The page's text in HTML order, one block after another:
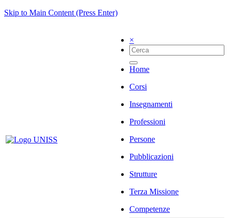
Skip to Main Content (Press Enter)
×
Home
Corsi
Insegnamenti
Professioni
Persone
Pubblicazioni
Strutture
Terza Missione
Competenze